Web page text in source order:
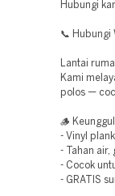
Hubungi
📞 Hubungi
Lantai
Kami
polos —
🪵
- Vinyl
- Tahan air,
- Cocok
- GRATIS